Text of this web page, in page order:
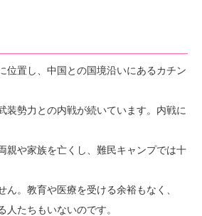
位置し、中国との国境沿いにあるカチン
装勢力との内戦が続いています。内戦に
親や家族を亡くし、難民キャンプでは十
ん。教育や医療を受ける余裕もなく、
人たちもいないのです。